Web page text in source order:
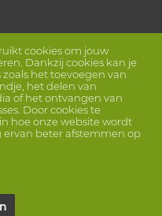
cookies om jouw
Dankzij cookies kan je
het toevoegen van
het delen van
of het ontvangen van
Door cookies te
hoe onze website wordt
beter afstemmen op